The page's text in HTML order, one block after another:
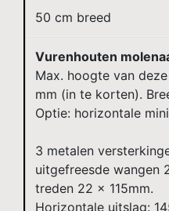
50 cm breed
Vurenhouten
Max. hoogte van
mm (in te korten).
Optie: horizontale
3 metalen
uitgefreesde wangen
treden 22 x 115mm.
Horizontale uitslag: